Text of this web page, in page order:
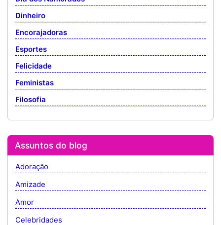
Dinheiro
Encorajadoras
Esportes
Felicidade
Feministas
Filosofia
Assuntos do blog
Adoração
Amizade
Amor
Celebridades